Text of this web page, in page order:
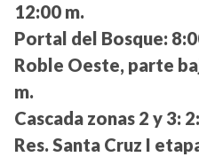
12:00 m.
Portal del Bosque:
Roble Oeste, parte
m.
Cascada zonas 2 y 3:
Res. Santa Cruz I